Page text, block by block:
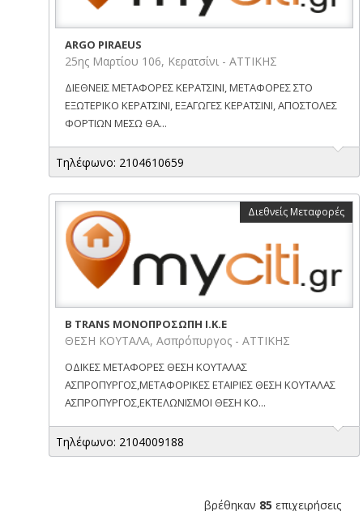
ARGO PIRAEUS
25ης Μαρτίου 106, Κερατσίνι - ΑΤΤΙΚΗΣ
ΔΙΕΘΝΕΙΣ ΜΕΤΑΦΟΡΕΣ ΚΕΡΑΤΣΙΝΙ, ΜΕΤΑΦΟΡΕΣ ΣΤΟ
ΕΞΩΤΕΡΙΚΟ ΚΕΡΑΤΣΙΝΙ, ΕΞΑΓΩΓΕΣ ΚΕΡΑΤΣΙΝΙ, ΑΠΟΣΤΟΛΕΣ
ΦΟΡΤΙΩΝ ΜΕΣΩ ΘΑ...
Τηλέφωνο: 2104610659
Διεθνείς Μεταφορές
B TRANS ΜΟΝΟΠΡΟΣΩΠΗ Ι.Κ.Ε
ΘΕΣΗ ΚΟΥΤΑΛΑ, Ασπρόπυργος - ΑΤΤΙΚΗΣ
ΟΔΙΚΕΣ ΜΕΤΑΦΟΡΕΣ ΘΕΣΗ ΚΟΥΤΑΛΑΣ
ΑΣΠΡΟΠΥΡΓΟΣ,ΜΕΤΑΦΟΡΙΚΕΣ ΕΤΑΙΡΙΕΣ ΘΕΣΗ ΚΟΥΤΑΛΑΣ
ΑΣΠΡΟΠΥΡΓΟΣ,ΕΚΤΕΛΩΝΙΣΜΟΙ ΘΕΣΗ ΚΟ...
Τηλέφωνο: 2104009188
βρέθηκαν 85 επιχειρήσεις